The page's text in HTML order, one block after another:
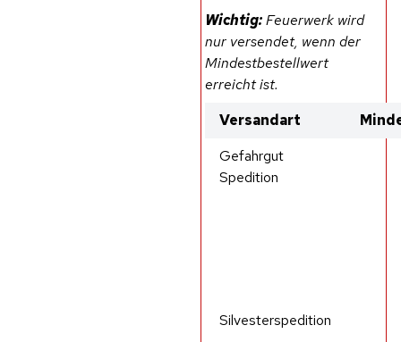
Wichtig:Feuerwerk wird
nur versendet, wenn der
Mindestbestellwert
erreicht ist.
Versandart
Gefahrgut
Spedition
Silvesterspedition